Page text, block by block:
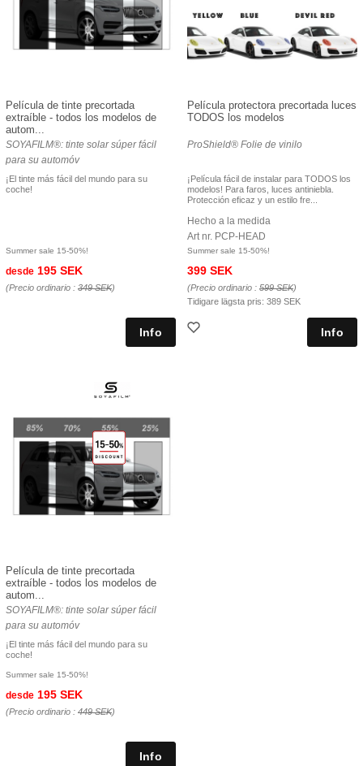
Película de tinte precortada
extraíble - todos los modelos de
autom...
SOYAFILM®: tinte solar súper fácil
para su automóv
¡El tinte más fácil del mundo para su
coche!
Summer sale 15-50%!
desde 195 SEK
(Precio ordinario : 349 SEK)
Película protectora precortada luces
TODOS los modelos
ProShield® Folie de vinilo
¡Película fácil de instalar para TODOS los
modelos! Para faros, luces antiniebla.
Protección eficaz y un estilo fre...
Hecho a la medida
Art nr. PCP-HEAD
Summer sale 15-50%!
399 SEK
(Precio ordinario : 599 SEK)
Tidigare lägsta pris: 389 SEK
Película de tinte precortada
extraíble - todos los modelos de
autom...
SOYAFILM®: tinte solar súper fácil
para su automóv
¡El tinte más fácil del mundo para su
coche!
Summer sale 15-50%!
desde 195 SEK
(Precio ordinario : 449 SEK)